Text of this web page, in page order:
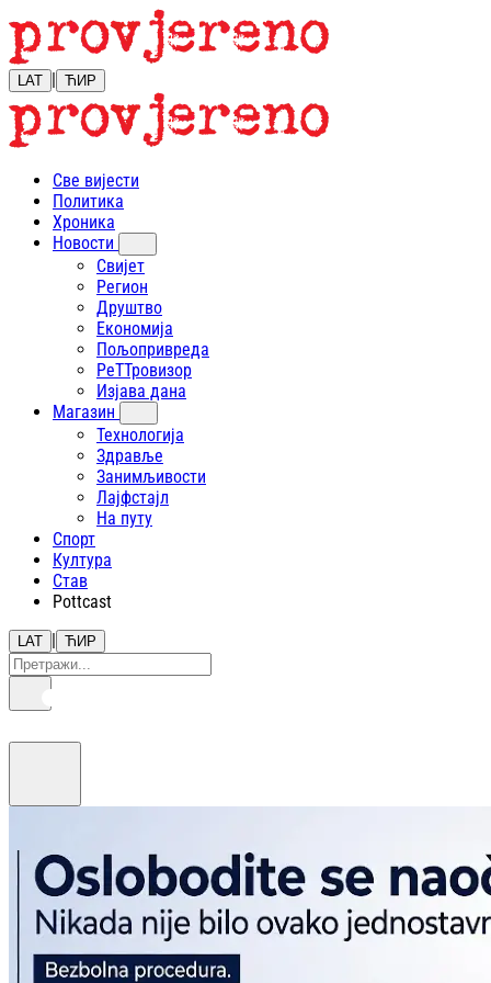
LAT | ЋИР
Све вијести
Политика
Хроника
Новости
Свијет
Регион
Друштво
Економија
Пољопривреда
РеТТровизор
Изјава дана
Магазин
Технологија
Здравље
Занимљивости
Лајфстajл
На путу
Спорт
Култура
Став
Pottcast
LAT | ЋИР